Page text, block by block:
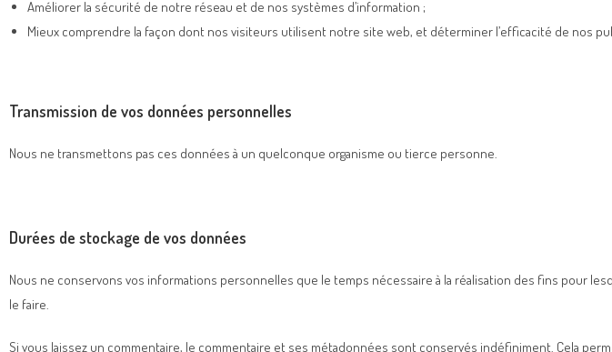
Améliorer la sécurité de notre réseau et de nos systèmes d’information ;
Mieux comprendre la façon dont nos visiteurs utilisent notre site web, et déterminer l’efficacité de nos
Transmission de vos données personnelles
Nous ne transmettons pas ces données à un quelconque organisme ou tierce personne.
Durées de stockage de vos données
Nous ne conservons vos informations personnelles que le temps nécessaire à la réalisation des fins pour
le faire.
Si vous laissez un commentaire, le commentaire et ses métadonnées sont conservés indéfiniment. Cela